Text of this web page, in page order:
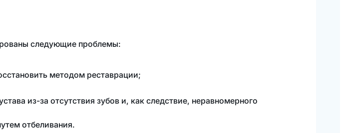
следующие проблемы:
методом реставрации;
из-за отсутствия зубов и, как следствие, неравномерного
отбеливания.